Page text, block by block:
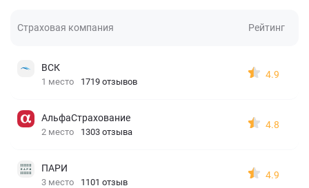
Страховая компания Рейтинг
ВСК
1 место 1719 отзывов
4.9
АльфаСтрахование
2 место 1303 отзыва
4.8
ПАРИ
3 место 1101 отзыв
4.9